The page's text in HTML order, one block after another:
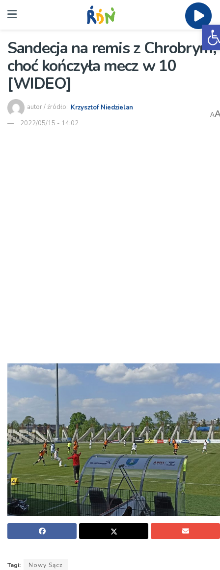
Sandecja na remis z Chrobrym,
choć kończyła mecz w 10
[WIDEO]
autor / źródło: Krzysztof Niedzielan
2022/05/15 - 14:02
A
Tagi: Nowy Sącz